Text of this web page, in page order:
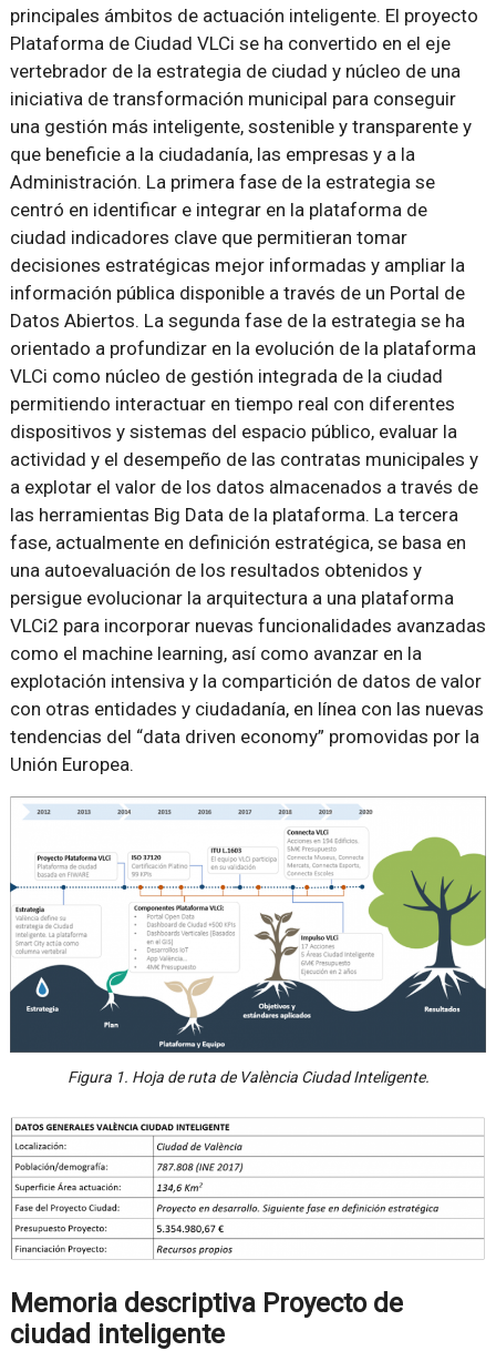
principales ámbitos de actuación inteligente. El proyecto
Plataforma de Ciudad VLCi se ha convertido en el eje
vertebrador de la estrategia de ciudad y núcleo de una
iniciativa de transformación municipal para conseguir
una gestión más inteligente, sostenible y transparente y
que beneficie a la ciudadanía, las empresas y a la
Administración. La primera fase de la estrategia se
centró en identificar e integrar en la plataforma de
ciudad indicadores clave que permitieran tomar
decisiones estratégicas mejor informadas y ampliar la
información pública disponible a través de un Portal de
Datos Abiertos. La segunda fase de la estrategia se ha
orientado a profundizar en la evolución de la plataforma
VLCi como núcleo de gestión integrada de la ciudad
permitiendo interactuar en tiempo real con diferentes
dispositivos y sistemas del espacio público, evaluar la
actividad y el desempeño de las contratas municipales y
a explotar el valor de los datos almacenados a través de
las herramientas Big Data de la plataforma. La tercera
fase, actualmente en definición estratégica, se basa en
una autoevaluación de los resultados obtenidos y
persigue evolucionar la arquitectura a una plataforma
VLCi2 para incorporar nuevas funcionalidades avanzadas
como el machine learning, así como avanzar en la
explotación intensiva y la compartición de datos de valor
con otras entidades y ciudadanía, en línea con las nuevas
tendencias del “data driven economy” promovidas por la
Unión Europea.
Figura 1. Hoja de ruta de València Ciudad Inteligente.
Memoria descriptiva Proyecto de
ciudad inteligente